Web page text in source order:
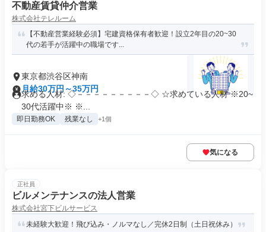
不動産賃貸仲介営業
株式会社テレルーム
【不動産営業経験必須】宅建資格保有者歓迎！設立2年目の20~30
代の若手が活躍中の職場です...
東京都渋谷区神南
月給30万円～35万円
求める人材: ◇－－－－－－－－－◇ ☆求めている人材 ※20~
30代活躍中※ ※...
即日勤務OK 残業なし +1個
気になる
正社員
ビルメンテナンスの法人営業
株式会社宮下ビルサービス
未経験大歓迎！飛び込み・ノルマなし／完休2日制（土日祝休み）